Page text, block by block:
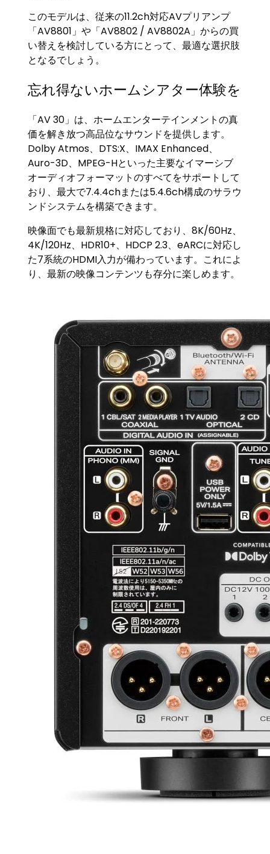
このモデルは、従来の11.2ch対応AVプリアンプ
「AV8801」や「AV8802 / AV8802A」からの買
い替えを検討している方にとって、最適な選択肢
となるでしょう。
忘れ得ないホームシアター体験を
「AV 30」は、ホームエンターテインメントの真
価を解き放つ高品位なサウンドを提供します。
Dolby Atmos、DTS:X、IMAX Enhanced、
Auro-3D、MPEG-Hといった主要なイマーシブ
オーディオフォーマットのすべてをサポートして
おり、最大で7.4.4chまたは5.4.6ch構成のサラウ
ンドシステムを構築できます。
映像面でも最新規格に対応しており、8K/60Hz、
4K/120Hz、HDR10+、HDCP 2.3、eARCに対応し
た7系統のHDMI入力が備わっています。これによ
り、最新の映像コンテンツも存分に楽しめます。